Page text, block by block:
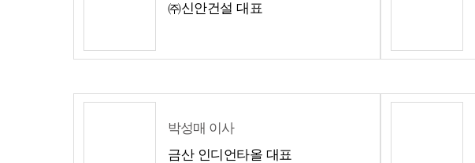
㈜신안건설 대표
박성매 이사
금산 인디언타올 대표